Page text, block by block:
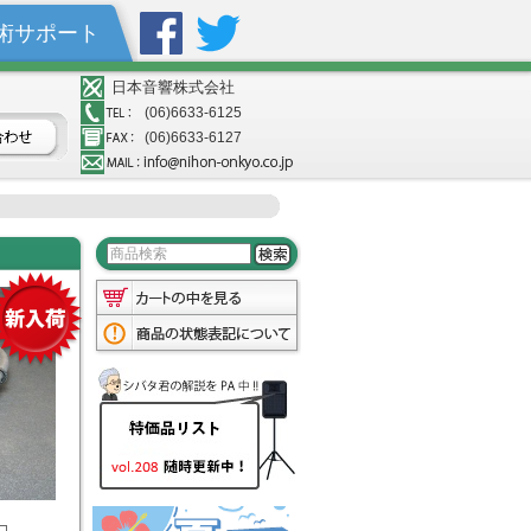
サポート
日本音響株式会社
(06)6633-6125
(06)6633-6127